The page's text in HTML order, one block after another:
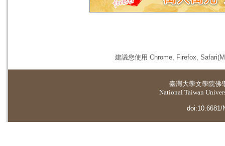
建議您使用 Chrome, Firefox,
臺灣大學文學院佛
National Taiwan
doi:10.6681/